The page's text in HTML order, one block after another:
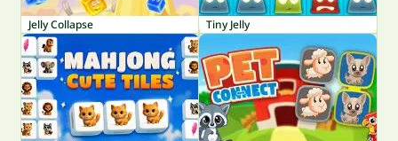
Jelly Collapse Tiny Jelly